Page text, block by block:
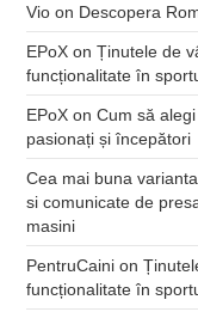
Vio on Descopera
EPoX onȚinutele de
funcționalitate în
EPoX onCum să
pasionați și începători
Cea mai buna
si comunicate de
masini
PentruCaini on
funcționalitate în